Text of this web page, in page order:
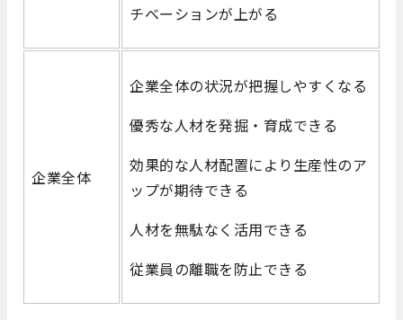
チベーションが上がる
企業全体
企業全体の状況が把握しやすくなる
優秀な人材を発掘・育成できる
効果的な人材配置により生産性のア
ップが期待できる
人材を無駄なく活用できる
従業員の離職を防止できる